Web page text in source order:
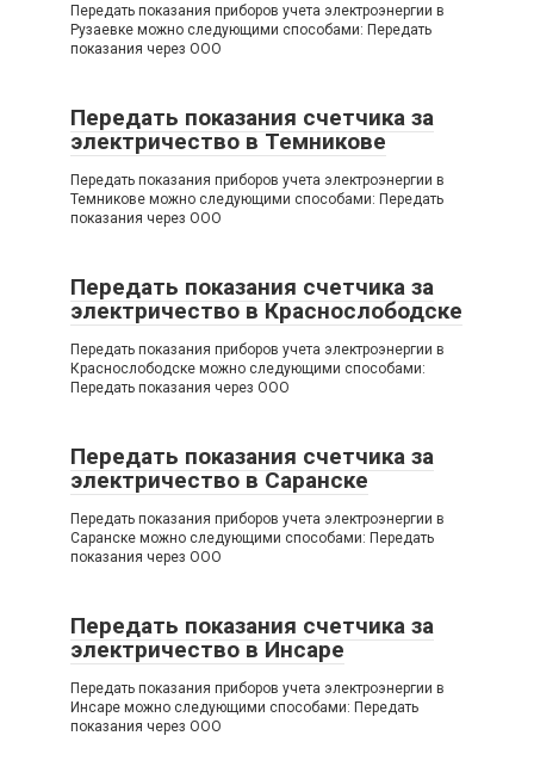
Передать показания приборов учета электроэнергии в
Рузаевке можно следующими способами: Передать
показания через ООО
Передать показания счетчика за
электричество в Темникове
Передать показания приборов учета электроэнергии в
Темникове можно следующими способами: Передать
показания через ООО
Передать показания счетчика за
электричество в Краснослободске
Передать показания приборов учета электроэнергии в
Краснослободске можно следующими способами:
Передать показания через ООО
Передать показания счетчика за
электричество в Саранске
Передать показания приборов учета электроэнергии в
Саранске можно следующими способами: Передать
показания через ООО
Передать показания счетчика за
электричество в Инсаре
Передать показания приборов учета электроэнергии в
Инсаре можно следующими способами: Передать
показания через ООО